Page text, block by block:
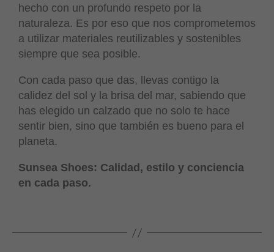
hecho con un profundo respeto por la
naturaleza. Es por eso que nos comprometemos
a utilizar materiales reutilizables y sostenibles
siempre que sea posible.
Con cada paso que das, llevas contigo la
calidez del sol y la brisa del mar, sabiendo que
has elegido un calzado que no solo te hace
sentir bien, sino que también es bueno para el
planeta.
Sunsea Shoes: Calidad, estilo y conciencia
en cada paso.